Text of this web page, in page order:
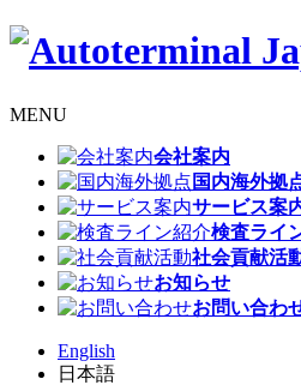
MENU
会社案内
国内海外拠
サービス案
検査ライ
社会貢献活
お知らせ
お問い合わ
English
日本語